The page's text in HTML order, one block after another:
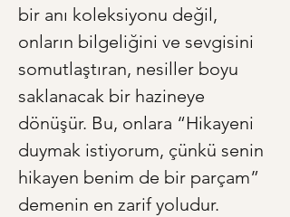
bir anı koleksiyonu değil,
onların bilgeliğini ve sevgisini
somutlaştıran, nesiller boyu
saklanacak bir hazineye
dönüşür. Bu, onlara “Hikayeni
duymak istiyorum, çünkü senin
hikayen benim de bir parçam”
demenin en zarif yoludur.